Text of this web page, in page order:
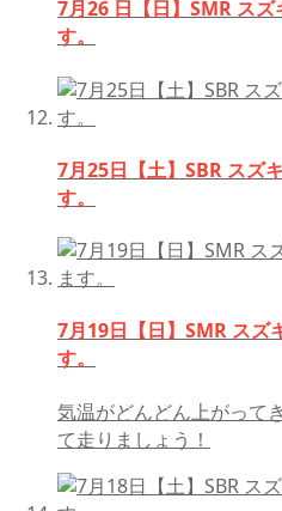
7月26 日【日】SMR ス
す。
7月25日【土】SBR スズ
す。
7月19日【日】SMR スズ
す。
気温がどんどん上がって
て走りましょう！